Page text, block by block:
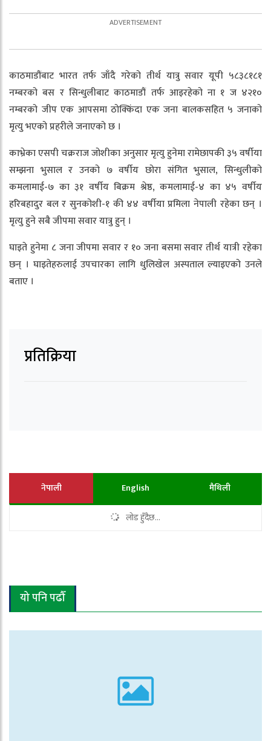
काठमाडौंबाट भारत तर्फ जाँदै गरेको तीर्थ यात्रु सवार यूपी ५८३८१८१
नम्बरको बस र सिन्धुलीबाट काठमाडौं तर्फ आइरहेको ना १ ज ४२१०
नम्बरको जीप एक आपसमा ठोक्किंदा एक जना बालकसहित ५ जनाको
मृत्यु भएको प्रहरीले जनाएको छ ।
काभ्रेका एसपी चक्रराज जोशीका अनुसार मृत्यु हुनेमा रामेछापकी ३५ वर्षीया
सम्झना भुसाल र उनको ७ वर्षीय छोरा संगित भुसाल, सिन्धुलीको
कमलामाई-७ का ३१ वर्षीय बिक्रम श्रेष्ठ, कमलामाई-४ का ४५ वर्षीय
हरिबहादुर बल र सुनकोशी-१ की ४४ वर्षीया प्रमिला नेपाली रहेका छन् ।
मृत्यु हुने सबै जीपमा सवार यात्रु हुन् ।
घाइते हुनेमा ८ जना जीपमा सवार र १० जना बसमा सवार तीर्थ यात्री रहेका
छन् । घाइतेहरुलाई उपचारका लागि धुलिखेल अस्पताल ल्याइएको उनले
बताए ।
प्रतिक्रिया
नेपाली English मैथिली
लोड हुँदैछ...
यो पनि पढौँ